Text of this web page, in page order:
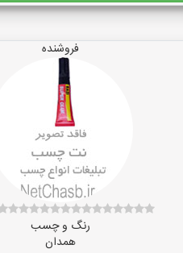
فروشنده
رنگ و چسب
همدان